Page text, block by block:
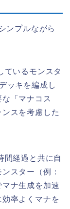
ンプルながら
ているモンスタ
ッキを編成し
「マナコス
スを考慮した
間経過と共に自
スター（例：
ナ生成を加速
率よくマナを